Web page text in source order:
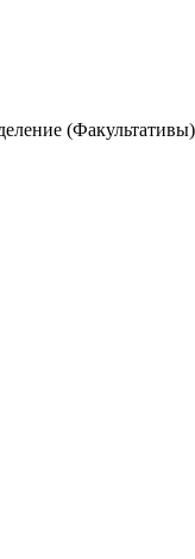
(Факультативы)